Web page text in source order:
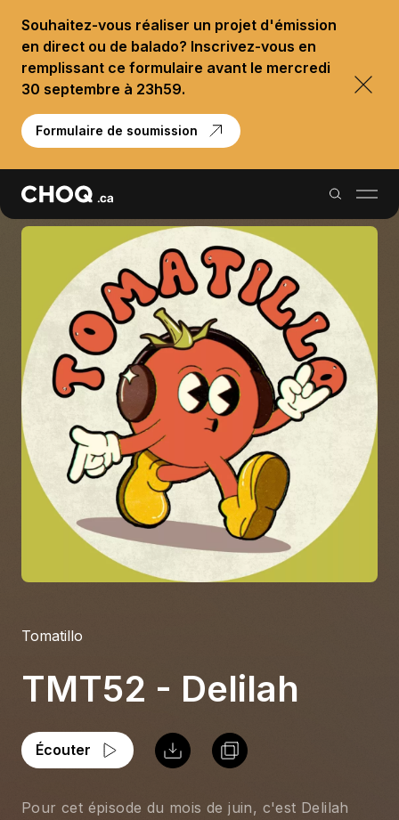
Souhaitez-vous réaliser un projet d'émission
en direct ou de balado? Inscrivez-vous en
remplissant ce formulaire avant le mercredi
30 septembre à 23h59.
Formulaire de soumission
Balados
Reportages
Palmarès
À propos
S'impliquer
Carrière
Location studio
Tomatillo
TMT52 - Delilah
Écouter
Pour cet épisode du mois de juin, c'est Delilah